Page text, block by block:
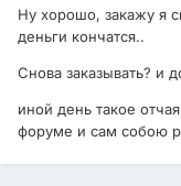
Ну хорошо, закажу я
деньги кончатся..
Cнова заказывать? и
иной день такое
форуме и сам собою